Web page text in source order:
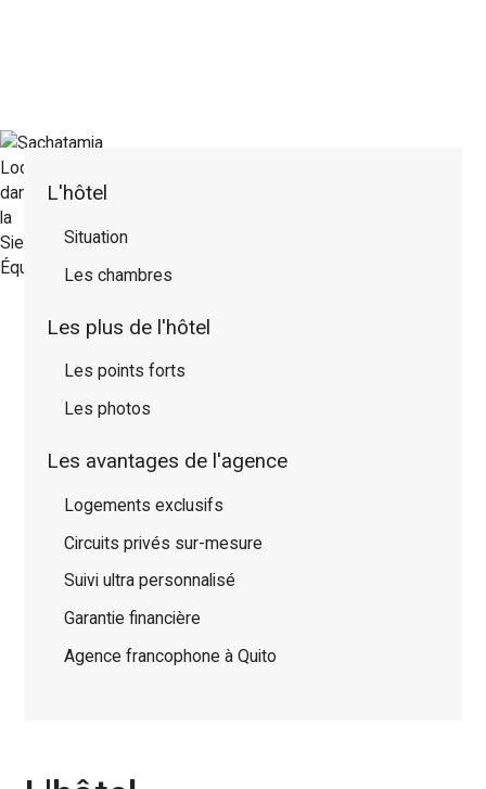
L'hôtel
Situation
Les chambres
Les plus de l'hôtel
Les points forts
Les photos
Les avantages de l'agence
Logements exclusifs
Circuits privés sur-mesure
Suivi ultra personnalisé
Garantie financière
Agence francophone à Quito